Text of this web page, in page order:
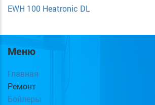
EWH 100 Heatronic DL
Меню
Главная
Ремонт
Бойлеры